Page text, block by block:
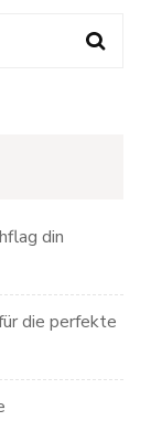
din
die perfekte